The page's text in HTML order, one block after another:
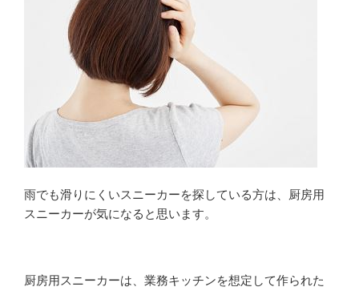
雨でも滑りにくいスニーカーを探している方は、厨房用
スニーカーが気になると思います。
厨房用スニーカーは、業務キッチンを想定して作られた